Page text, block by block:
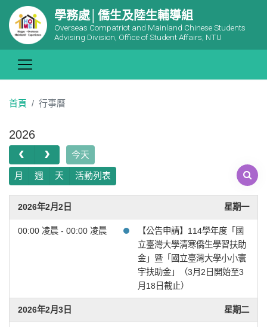
學務處│僑生及陸生輔導組
Overseas Compatriot and Mainland Chinese Students
Advising Division, Office of Student Affairs, NTU
首頁 行事曆
今天
2026
月 週 天 活動列表
2026年2月2日 星期一
00:00 凌晨 - 00:00 凌晨
【公告申請】114學年度「國
立臺灣大學清寒僑生學習扶助
金」暨「國立臺灣大學小小寰
宇扶助金」（3月2日開始至3
月18日截止）
2026年2月3日 星期二
~